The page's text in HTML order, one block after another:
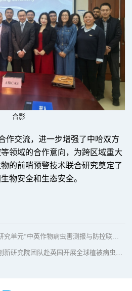
合影
作交流，进一步增强了中哈双方
领域的合作意向，为跨区域重大
的前哨预警技术联合研究奠定了
物安全和生态安全。
英作物病虫害测报与防控联合研究室”2025年度考核
队赴英国开展全球植被病虫害遥感智能监测预警学术交流